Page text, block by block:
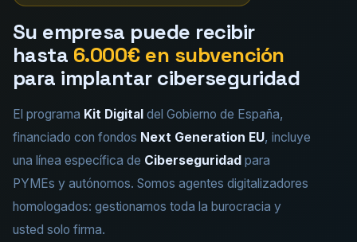
Su empresa puede recibir
hasta 6.000€ en subvención
para implantar ciberseguridad
El programa Kit Digital del Gobierno de España,
financiado con fondos Next Generation EU, incluye
una línea específica de Ciberseguridad para
PYMEs y autónomos. Somos agentes digitalizadores
homologados: gestionamos toda la burocracia y
usted solo firma.